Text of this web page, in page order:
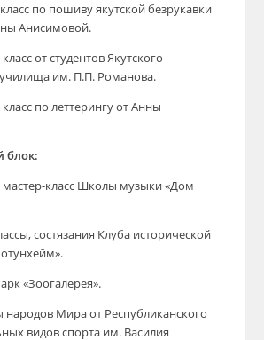
по пошиву якутской безрукавки
Анисимовой.
от студентов Якутского
им. П.П. Романова.
класс по леттерингу от Анны
блок:
мастер-класс Школы музыки «Дом
состязания Клуба исторической
«Зоогалерея».
народов Мира от Республиканского
видов спорта им. Василия